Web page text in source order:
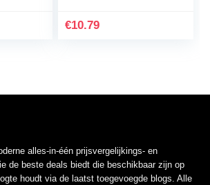
elastische elastische
€10.79
alles-in-één prijsvergelijkings- en
de beste deals biedt die beschikbaar zijn op
houdt via de laatst toegevoegde blogs. Alle